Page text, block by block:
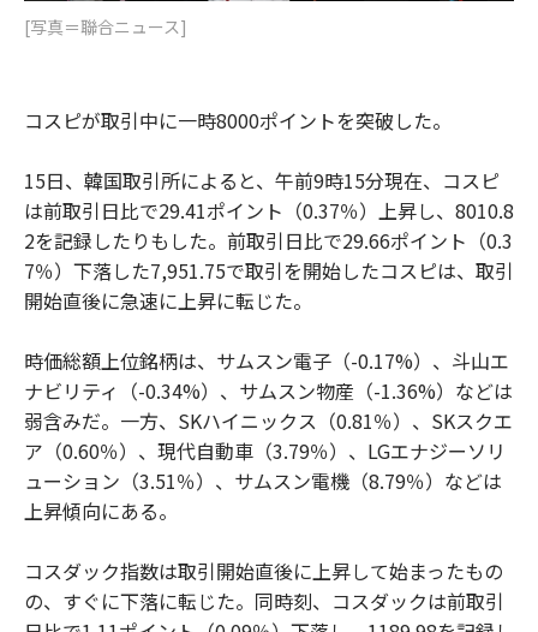
[写真＝聯合ニュース]
コスピが取引中に一時8000ポイントを突破した。
15日、韓国取引所によると、午前9時15分現在、コスピ
は前取引日比で29.41ポイント（0.37％）上昇し、8010.8
2を記録したりもした。前取引日比で29.66ポイント（0.3
7％）下落した7,951.75で取引を開始したコスピは、取引
開始直後に急速に上昇に転じた。
時価総額上位銘柄は、サムスン電子（-0.17%）、斗山エ
ナビリティ（-0.34%）、サムスン物産（-1.36%）などは
弱含みだ。一方、SKハイニックス（0.81％）、SKスクエ
ア（0.60％）、現代自動車（3.79％）、LGエナジーソリ
ューション（3.51％）、サムスン電機（8.79％）などは
上昇傾向にある。
コスダック指数は取引開始直後に上昇して始まったもの
の、すぐに下落に転じた。同時刻、コスダックは前取引